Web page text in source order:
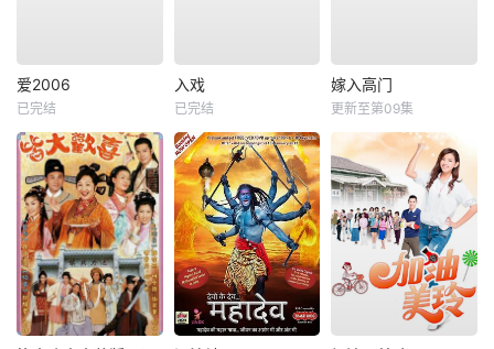
爱2006
已完结
入戏
已完结
嫁入高门
更新至第09集